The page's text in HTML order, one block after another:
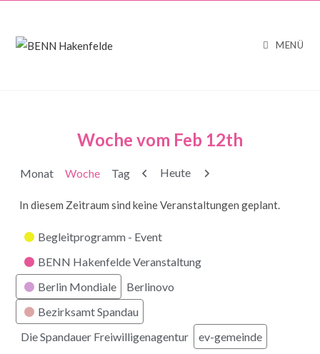
MENÜ
Woche vom Feb 12th
Monat Woche Tag Zurück
Heute Weiter
In diesem Zeitraum sind keine Veranstaltungen geplant.
Kategorien
Begleitprogramm - Event
BENN Hakenfelde Veranstaltung
Berlin Mondiale
Berlinovo
Bezirksamt Spandau
Die Spandauer Freiwilligenagentur
ev-gemeinde